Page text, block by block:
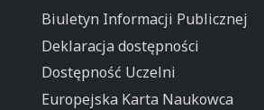
Biuletyn Informacji Publicznej
Deklaracja dostępności
Dostępność Uczelni
Europejska Karta Naukowca